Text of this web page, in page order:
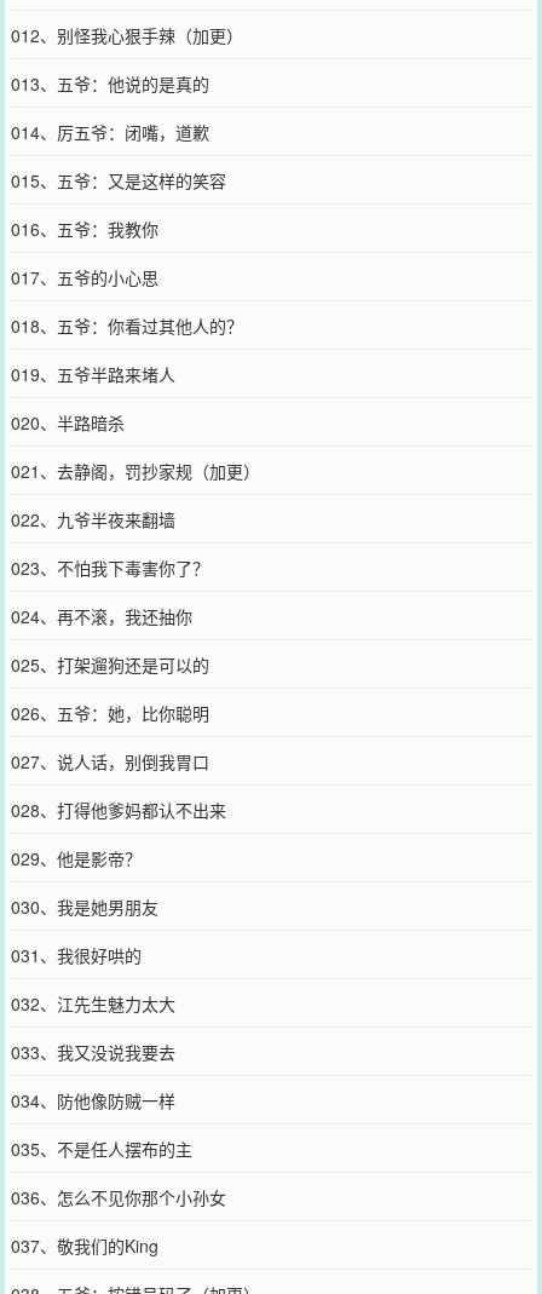
012、别怪我心狠手辣（加更）
013、五爷：他说的是真的
014、厉五爷：闭嘴，道歉
015、五爷：又是这样的笑容
016、五爷：我教你
017、五爷的小心思
018、五爷：你看过其他人的？
019、五爷半路来堵人
020、半路暗杀
021、去静阁，罚抄家规（加更）
022、九爷半夜来翻墙
023、不怕我下毒害你了？
024、再不滚，我还抽你
025、打架遛狗还是可以的
026、五爷：她，比你聪明
027、说人话，别倒我胃口
028、打得他爹妈都认不出来
029、他是影帝？
030、我是她男朋友
031、我很好哄的
032、江先生魅力太大
033、我又没说我要去
034、防他像防贼一样
035、不是任人摆布的主
036、怎么不见你那个小孙女
037、敬我们的King